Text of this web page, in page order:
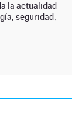
la actualidad
seguridad,